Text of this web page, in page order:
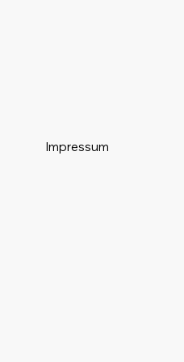
Impressum